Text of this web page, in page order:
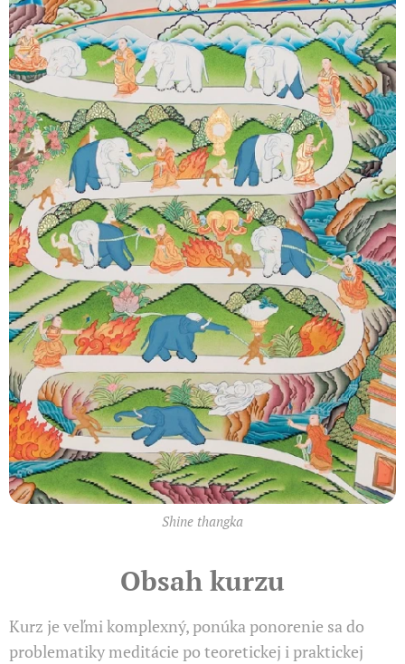
Shine thangka
Obsah kurzu
Kurz je veľmi komplexný, ponúka ponorenie sa do
problematiky meditácie po teoretickej i praktickej